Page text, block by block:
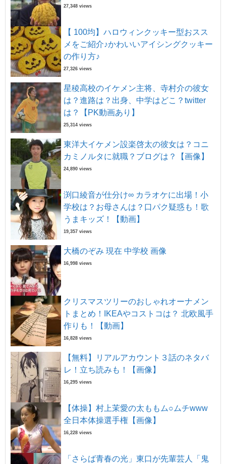
27,348 views
【 100均】ハロウィンクッキー型おスス
メをご紹介♪かわいいアイシングクッキー
の作り方♪
27,326 views
星稜高校のイケメン主将、寺村介の彼女
は？進路は？出身、中学はどこ？twitter
は？【PK動画あり】
25,314 views
東洋大イケメン設楽啓太の彼女は？コニ
カミノルタに就職？ブログは？【画像】
24,890 views
渕口綾音が仕分け∞ カラオケに出場！小
学校は？お母さんは？口パク疑惑も！歌
うまキッズ！【動画】
19,357 views
大橋のぞみ 現在 中学校 画像
16,998 views
クリスマスツリーのおしゃれオーナメン
トまとめ！IKEAやコストコは？ 北欧風手
作りも！【動画】
16,828 views
【無料】リアルアカウント３話のネタバ
レ！立ち読みも！【画像】
16,295 views
【体操】村上茉愛の太ももム○ムチwww
全日本体操選手権【画像】
16,228 views
「さらば青春の光」東口が先輩芸人「鬼